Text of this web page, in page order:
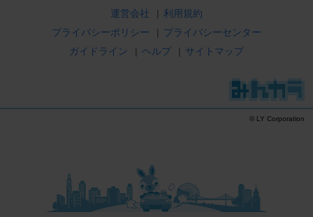
運営会社 | 利用規約
プライバシーポリシー
| プライバシーセンター
ガイドライン
| ヘルプ | サイトマップ
© LY Corporation